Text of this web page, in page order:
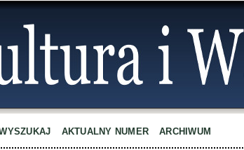
AKTUALNY NUMER ARCHIWUM